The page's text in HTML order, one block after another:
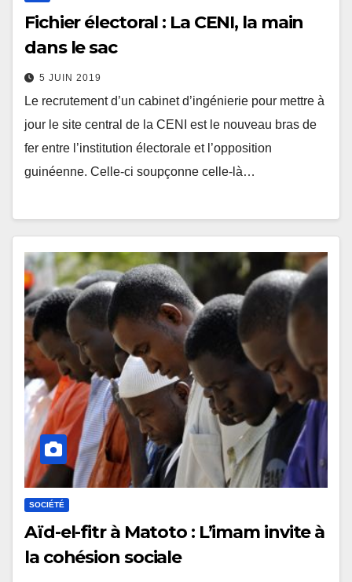
Fichier électoral : La CENI, la main
dans le sac
5 JUIN 2019
Le recrutement d’un cabinet d’ingénierie pour mettre à
jour le site central de la CENI est le nouveau bras de
fer entre l’institution électorale et l’opposition
guinéenne. Celle-ci soupçonne celle-là…
SOCIÉTÉ
Aïd-el-fitr à Matoto : L’imam invite à
la cohésion sociale